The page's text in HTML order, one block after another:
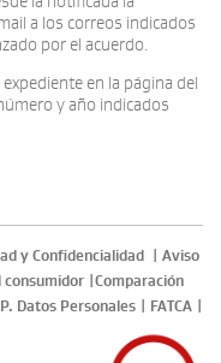
a los correos indicados
por el acuerdo.
en la página del
y año indicados
y Confidencialidad
Aviso
consumidor
Comparación
P. Datos Personales FATCA